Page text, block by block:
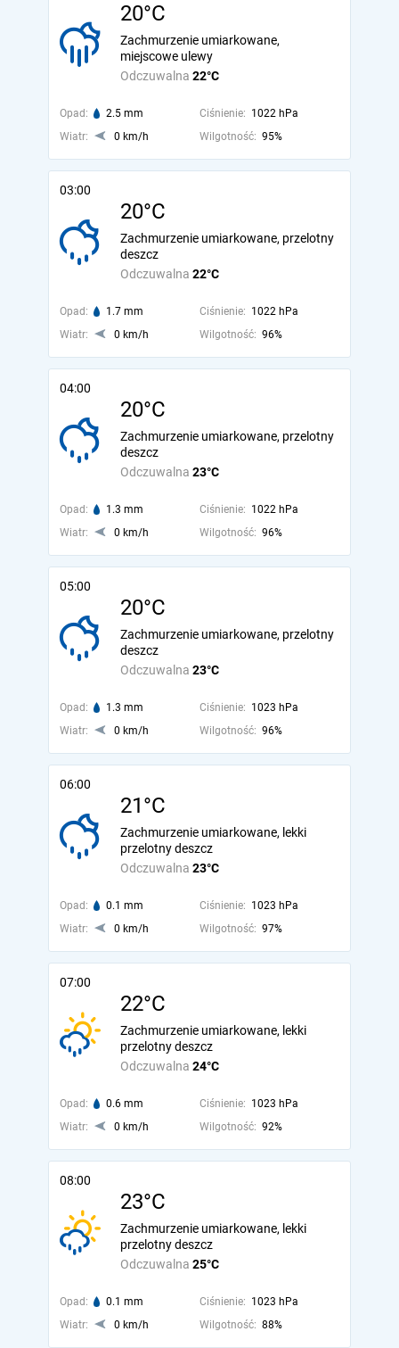
20°C
Odczuwalna 22°C
Zachmurzenie umiarkowane,
miejscowe ulewy
Opad: 2.5 mm Ciśnienie: 1022 hPa
Wiatr:
0 km/h Wilgotność: 95%
03:00
20°C
Odczuwalna 22°C
Zachmurzenie umiarkowane, przelotny
deszcz
Opad: 1.7 mm Ciśnienie: 1022 hPa
Wiatr:
0 km/h Wilgotność: 96%
04:00
20°C
Odczuwalna 23°C
Zachmurzenie umiarkowane, przelotny
deszcz
Opad: 1.3 mm Ciśnienie: 1022 hPa
Wiatr:
0 km/h Wilgotność: 96%
05:00
20°C
Odczuwalna 23°C
Zachmurzenie umiarkowane, przelotny
deszcz
Opad: 1.3 mm Ciśnienie: 1023 hPa
Wiatr:
0 km/h Wilgotność: 96%
06:00
21°C
Odczuwalna 23°C
Zachmurzenie umiarkowane, lekki
przelotny deszcz
Opad: 0.1 mm Ciśnienie: 1023 hPa
Wiatr:
0 km/h Wilgotność: 97%
07:00
22°C
Odczuwalna 24°C
Zachmurzenie umiarkowane, lekki
przelotny deszcz
Opad: 0.6 mm Ciśnienie: 1023 hPa
Wiatr:
0 km/h Wilgotność: 92%
08:00
23°C
Odczuwalna 25°C
Zachmurzenie umiarkowane, lekki
przelotny deszcz
Opad: 0.1 mm Ciśnienie: 1023 hPa
Wiatr:
0 km/h Wilgotność: 88%